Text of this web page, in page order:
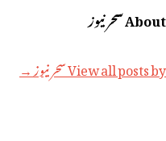
About سحر نیوز
View all posts by سحر نیوز →